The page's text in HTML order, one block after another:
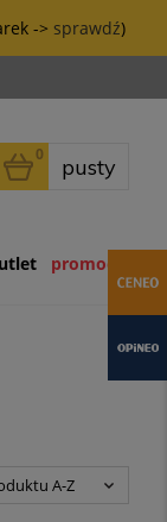
-> sprawdź)
pusty
0
promocje
A-Z